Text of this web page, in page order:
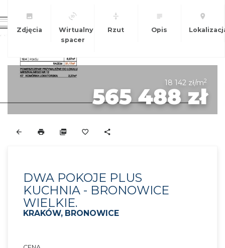
Zdjęcia
Wirtualny
spacer
Rzut Opis
18 142 zł/m2
565 488 zł
DWA POKOJE PLUS
KUCHNIA - BRONOWICE
WIELKIE.
KRAKÓW, BRONOWICE